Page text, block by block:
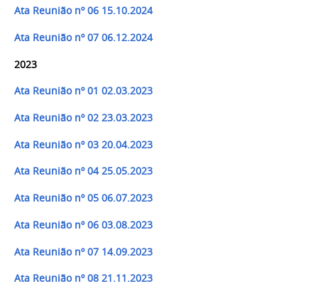
Ata Reunião nº 06 15.10.2024
Ata Reunião nº 07 06.12.2024
2023
Ata Reunião nº 01 02.03.2023
Ata Reunião nº 02 23.03.2023
Ata Reunião nº 03 20.04.2023
Ata Reunião nº 04 25.05.2023
Ata Reunião nº 05 06.07.2023
Ata Reunião nº 06 03.08.2023
Ata Reunião nº 07 14.09.2023
Ata Reunião nº 08 21.11.2023